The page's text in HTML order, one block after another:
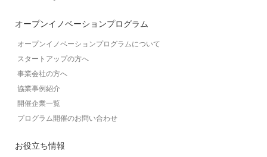
オープンイノベーションプログラム
オープンイノベーションプログラムについて
スタートアップの方へ
事業会社の方へ
協業事例紹介
開催企業一覧
プログラム開催のお問い合わせ
お役立ち情報